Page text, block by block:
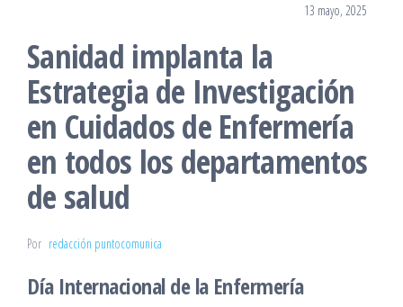
13 mayo, 2025
Sanidad implanta la
Estrategia de Investigación
en Cuidados de Enfermería
en todos los departamentos
de salud
Por redacción puntocomunica
Día Internacional de la Enfermería